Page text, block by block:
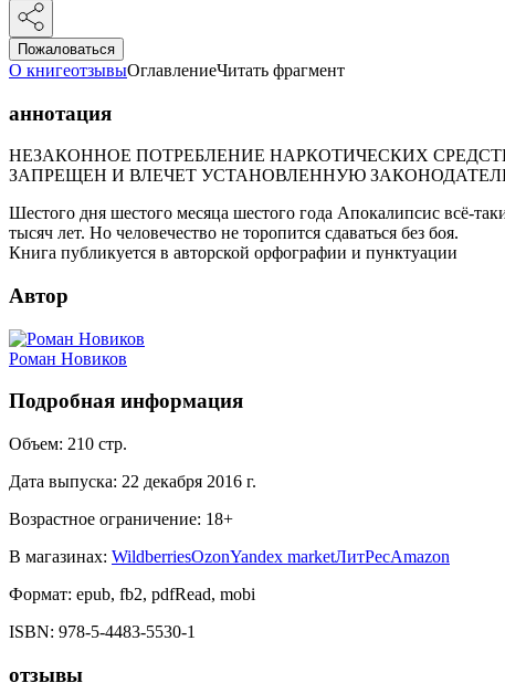
Пожаловаться
О книгеотзывыОглавлениеЧитать фрагмент
аннотация
НЕЗАКОННОЕ ПОТРЕБЛЕНИЕ НАРКОТИЧЕСКИХ
ЗАПРЕЩЕН И ВЛЕЧЕТ УСТАНОВЛЕННУЮ
Шестого дня шестого месяца шестого года Апокалипсис всё-
тысяч лет. Но человечество не торопится сдаваться без боя.
Книга публикуется в авторской орфографии и пунктуации
Автор
Роман Новиков
Подробная информация
Объем: 210 стр.
Дата выпуска: 22 декабря 2016 г.
Возрастное ограничение: 18+
В магазинах: WildberriesOzonYandex marketЛитРесAmazon
Формат: epub, fb2, pdfRead, mobi
ISBN: 978-5-4483-5530-1
отзывы